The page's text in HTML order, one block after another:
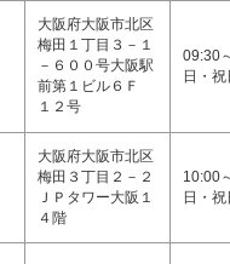
大阪府大阪市北区
梅田１丁目３－１
－６００号大阪駅
前第１ビル６Ｆ
１２号
09:30
日・祝
大阪府大阪市北区
梅田３丁目２－２
ＪＰタワー大阪１
４階
10:00
日・祝